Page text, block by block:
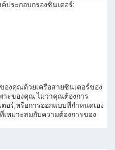
ประกอบกรองซินเตอร์:
องคุณด้วยเครือสายซินเตอร์ของ
าะของคุณ ไม่ว่าคุณต้องการ
อร์,หรือการออกแบบที่กําหนดเอง
เหมาะสมกับความต้องการของ